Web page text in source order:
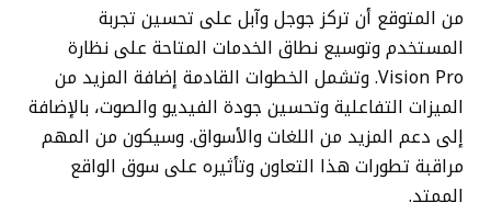
من المتوقع أن تركز جوجل وآبل على تحسين تجربة
المستخدم وتوسيع نطاق الخدمات المتاحة على نظارة
Vision Pro. وتشمل الخطوات القادمة إضافة المزيد من
الميزات التفاعلية وتحسين جودة الفيديو والصوت، بالإضافة
إلى دعم المزيد من اللغات والأسواق. وسيكون من المهم
مراقبة تطورات هذا التعاون وتأثيره على سوق الواقع
الممتد.